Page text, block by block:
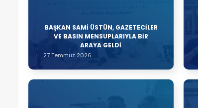
BAŞKAN SAMİ ÜSTÜN, GAZETECİLER
VE BASIN MENSUPLARIYLA BİR
ARAYA GELDİ
27 Temmuz 2026